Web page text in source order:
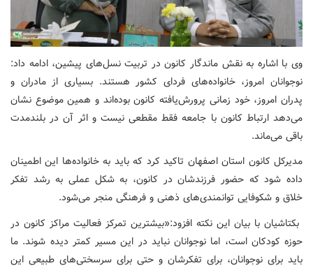
وی با اشاره به نقش ماندگار کانون در تربیت نسل‌های پیشین، ادامه داد:
نوجوانان امروز، خانواده‌های فردای کشور هستند. بسیاری از مادران و
پدران امروز، خود زمانی پرورش‌یافته کانون بوده‌اند و همین موضوع نشان
می‌دهد ارتباط کانون با جامعه فقط مقطعی نیست و اثر آن در بلندمدت
باقی می‌ماند.
مدیرکل کانون استان اصفهان تاکید کرد که باید به خانواده‌ها این اطمینان
داده شود که حضور فرزندشان در کانون، به شکل عملی به رشد تفکر
خلاق و شکوفایی توانمندی‌های ذهنی و فرهنگی منجر می‌شود.
بکتاشیان با بیان این نکته افزود:«بیشترین تمرکز فعالیت مراکز کانون در
حوزه کودکان است، اما نوجوانان نباید در این مسیر کمتر دیده شوند. ما
باید برای نوجوانان، برای تفکرشان و حتی برای سرسختی‌های طبیعی این